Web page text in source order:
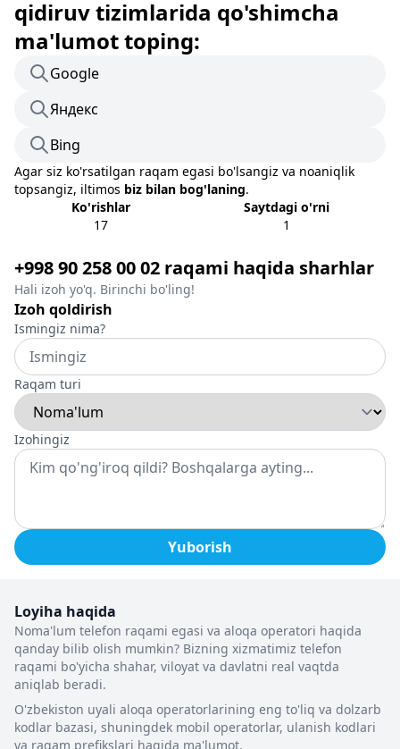
qidiruv tizimlarida qo'shimcha
ma'lumot toping:
Google
Яндекс
Bing
Agar siz ko'rsatilgan raqam egasi bo'lsangiz va noaniqlik
topsangiz, iltimos biz bilan bog'laning.
Ko'rishlar
17
Saytdagi o'rni
1
+998 90 258 00 02 raqami haqida sharhlar
Hali izoh yo'q. Birinchi bo'ling!
Izoh qoldirish
Ismingiz nima?
Raqam turi
Izohingiz
Yuborish
Loyiha haqida
Noma'lum telefon raqami egasi va aloqa operatori haqida
qanday bilib olish mumkin? Bizning xizmatimiz telefon
raqami bo'yicha shahar, viloyat va davlatni real vaqtda
aniqlab beradi.
O'zbekiston uyali aloqa operatorlarining eng to'liq va dolzarb
kodlar bazasi, shuningdek mobil operatorlar, ulanish kodlari
va raqam prefikslari haqida ma'lumot.